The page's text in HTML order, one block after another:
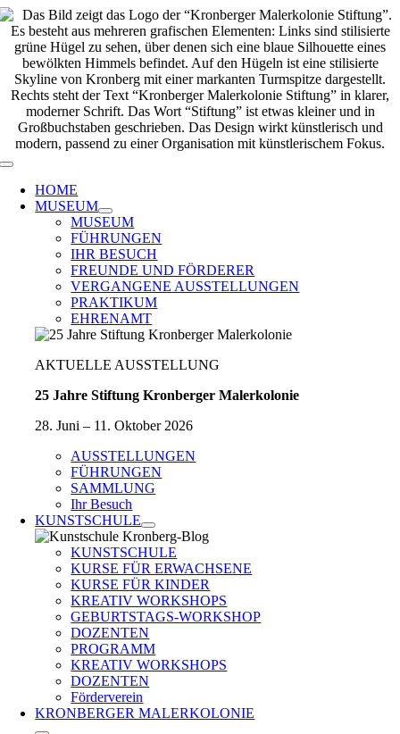
Zum
Inhalt
springen
Toggle
Navigation
HOME
MUSEUM
MUSEUM
FÜHRUNGEN
IHR BESUCH
FREUNDE UND FÖRDERER
VERGANGENE AUSSTELLUNGEN
PRAKTIKUM
EHRENAMT
AKTUELLE AUSSTELLUNG
25 Jahre Stiftung Kronberger Malerkolonie
28. Juni – 11. Oktober 2026
AUSSTELLUNGEN
FÜHRUNGEN
SAMMLUNG
Ihr Besuch
KUNSTSCHULE
KUNSTSCHULE
KURSE FÜR ERWACHSENE
KURSE FÜR KINDER
KREATIV WORKSHOPS
GEBURTSTAGS-WORKSHOP
DOZENTEN
PROGRAMM
KREATIV WORKSHOPS
DOZENTEN
Förderverein
KRONBERGER MALERKOLONIE